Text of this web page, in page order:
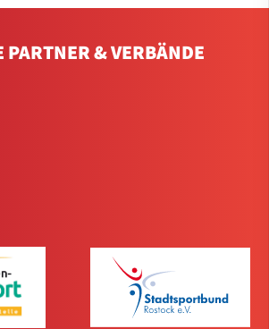
PARTNER & VERBÄNDE